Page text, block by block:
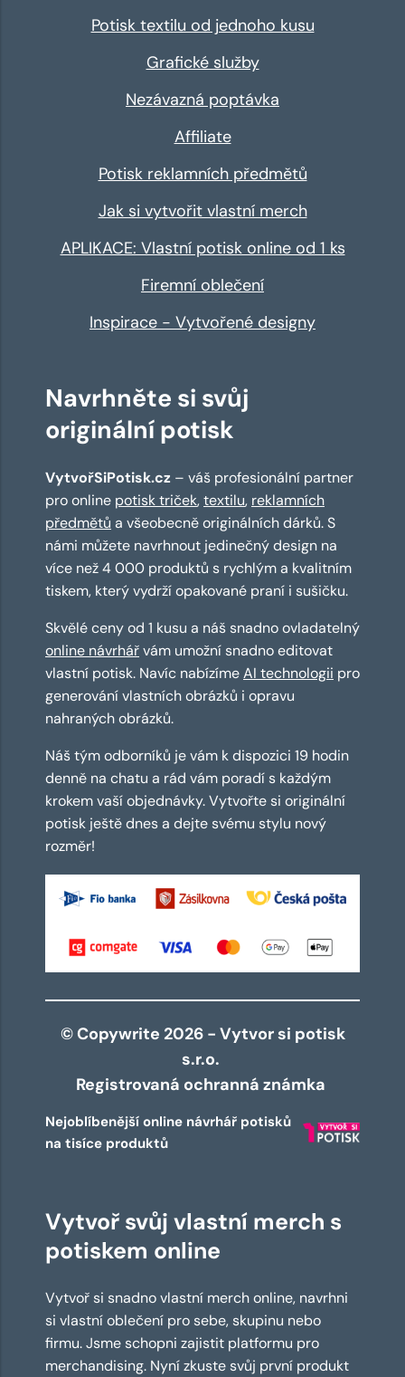
Potisk textilu od jednoho kusu
Grafické služby
Nezávazná poptávka
Affiliate
Potisk reklamních předmětů
Jak si vytvořit vlastní merch
APLIKACE: Vlastní potisk online od 1 ks
Firemní oblečení
Inspirace - Vytvořené designy
Navrhněte si svůj
originální potisk
VytvořSiPotisk.cz – váš profesionální partner
pro online potisk triček,textilu, reklamních
předmětů a všeobecně originálních dárků. S
námi můžete navrhnout jedinečný design na
více než 4 000 produktů s rychlým a kvalitním
tiskem, který vydrží opakované praní i sušičku.
Skvělé ceny od 1 kusu a náš snadno ovladatelný
online návrhářvám umožní snadno editovat
vlastní potisk. Navíc nabízímeAI technologii pro
generování vlastních obrázků i opravu
nahraných obrázků.
Náš tým odborníků je vám k dispozici 19 hodin
denně na chatu a rád vám poradí s každým
krokem vaší objednávky. Vytvořte si originální
potisk ještě dnes a dejte svému stylu nový
rozměr!
© Copywrite 2026 - Vytvor si potisk
s.r.o.
Registrovaná ochranná známka
Nejoblíbenější online návrhář potisků
na tisíce produktů
Vytvoř svůj vlastní merch s
potiskem online
Vytvoř si snadno vlastní merch online, navrhni
si vlastní oblečení pro sebe, skupinu nebo
firmu. Jsme schopni zajistit platformu pro
merchandising. Nyní zkuste svůj první produkt